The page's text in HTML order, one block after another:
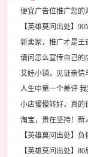
便宜广告位推广您的
【英雄莫问出处】
新卖家，推广才是王
请问怎么宣传自己的
艾娃小铺，见证亲
人生中第一个差评
小店慢慢转好，真的
淘宝，贵在坚持！新
【英雄莫问出处】
【英雄莫问出处】